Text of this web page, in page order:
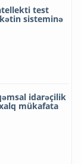
test
sisteminə
idarəçilik
mükafata